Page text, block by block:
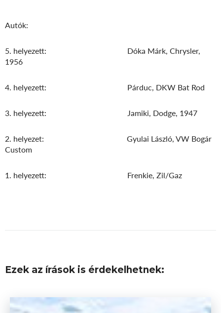
Autók:
5. helyezett: Dóka Márk, Chrysler,
1956
4. helyezett: Párduc, DKW Bat Rod
3. helyezett: Jamiki, Dodge, 1947
2. helyezet: Gyulai László, VW Bogár
Custom
1. helyezett: Frenkie, Zil/Gaz
Ezek az írások is érdekelhetnek: